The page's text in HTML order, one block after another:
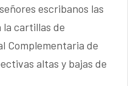
escribanos las
cartillas de
Complementaria de
altas y bajas de